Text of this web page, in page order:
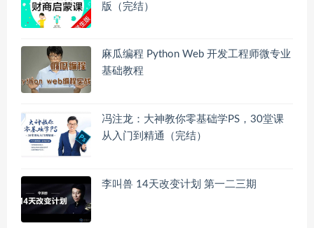
版（完结）
麻瓜编程 Python Web 开发工程师微专业
基础教程
冯注龙：大神教你零基础学PS，30堂课
从入门到精通（完结）
李叫兽 14天改变计划 第一二三期